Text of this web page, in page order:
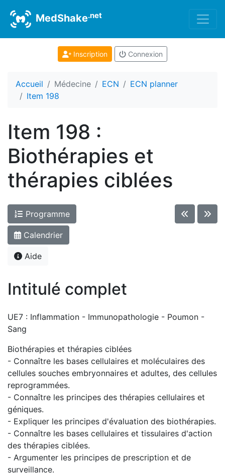
MedShake.net
Inscription Connexion
Accueil Médecine ECN
ECN planner
Item 198
Item 198 :
Biothérapies et
thérapies ciblées
Programme
Calendrier
Aide
Intitulé complet
UE7 : Inflammation - Immunopathologie - Poumon -
Sang
Biothérapies et thérapies ciblées
- Connaître les bases cellulaires et moléculaires des
cellules souches embryonnaires et adultes, des cellules
reprogrammées.
- Connaître les principes des thérapies cellulaires et
géniques.
- Expliquer les principes d'évaluation des biothérapies.
- Connaître les bases cellulaires et tissulaires d'action
des thérapies ciblées.
- Argumenter les principes de prescription et de
surveillance.